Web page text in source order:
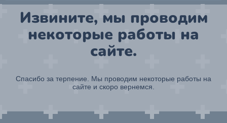
Извините, мы проводим
некоторые работы на
сайте.
Спасибо за терпение. Мы проводим некоторые работы на
сайте и скоро вернемся.